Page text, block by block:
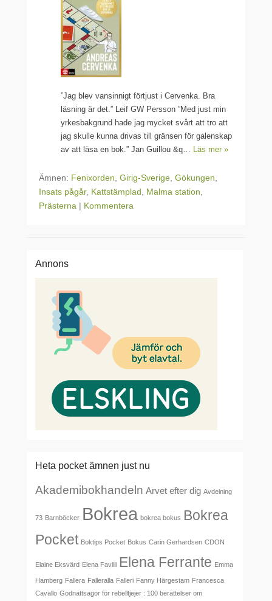
”Jag blev vansinnigt förtjust i Cervenka. Bra
läsning är det.” Leif GW Persson ”Med just min
yrkesbakgrund hade jag mycket svårt att tro att
jag skulle kunna drivas till gränsen för galenskap
av att läsa en bok.” Jan Guillou &q… Läs mer »
Ämnen: Fenixorden, Girig-Sverige, Gökungen,
Insats pågår, Kattstämplad, Malma station,
Prästerna | Kommentera
Annons
Heta pocket ämnen just nu
Akademibokhandeln Arvet efter dig Avdelning
73 Barnböcker Bokrea bokrea bokus
Bokrea
Pocket Boktips Pocket Bokus Carin Gerhardsen CDON
Elaine Eksvärd Elena Favilli Elena Ferrante Emma
Hamberg Fallera Falleralla Falleri Fanny Härgestam Francesca
Cavallo Godnattsagor för rebelltjejer : 100 berättelser om